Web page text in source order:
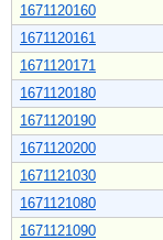
1671120160
1671120161
1671120171
1671120180
1671120190
1671120200
1671121030
1671121080
1671121090